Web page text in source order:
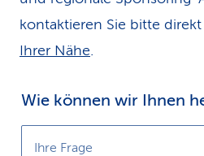
kontaktieren Sie bitte
Ihrer Nähe.
Wie können wir Ihnen
Ihre Frage